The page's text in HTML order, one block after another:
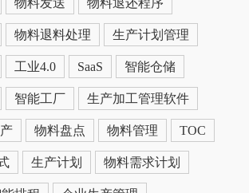
物料发送 物料退还程序
物料退料处理 生产计划管理
工业4.0 SaaS 智能仓储
智能工厂 生产加工管理软件
物料盘点 物料管理 TOC
生产计划 物料需求计划